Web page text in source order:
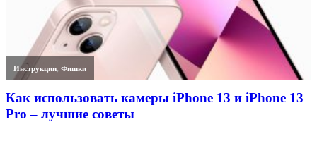
Инструкции,Фишки
Как использовать камеры iPhone 13 и iPhone 13
Pro – лучшие советы